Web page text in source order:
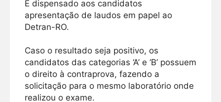
É dispensado aos candidatos
apresentação de laudos em papel ao
Detran-RO.
Caso o resultado seja positivo, os
candidatos das categorias ‘A’ e ‘B’ possuem
o direito à contraprova, fazendo a
solicitação para o mesmo laboratório onde
realizou o exame.